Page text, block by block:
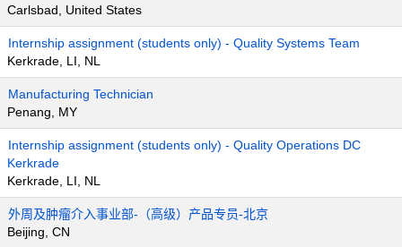
Carlsbad, United States
Internship assignment (students only) - Quality Systems Team
Kerkrade, LI, NL
Manufacturing Technician
Penang, MY
Internship assignment (students only) - Quality Operations DC
Kerkrade
Kerkrade, LI, NL
外周及肿瘤介入事业部-（高级）产品专员-北京
Beijing, CN